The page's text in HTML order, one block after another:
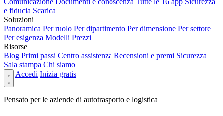
Comunicazione Documenti e conoscenza Tutte le 16 app Sicurezza
e fiducia Scarica
Soluzioni
Panoramica Per ruolo Per dipartimento Per dimensione Per settore
Per esigenza Modelli Prezzi
Risorse
Blog Primi passi Centro assistenza Recensioni e premi Sicurezza
Sala stampa Chi siamo
Accedi Inizia gratis
Pensato per le aziende di autotrasporto e logistica